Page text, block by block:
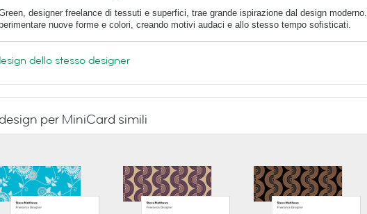
designer freelance di tessuti e superfici, trae grande ispirazione dal design moderno.
nuove forme e colori, creando motivi audaci e allo stesso tempo sofisticati.
dello stesso designer
per MiniCard simili